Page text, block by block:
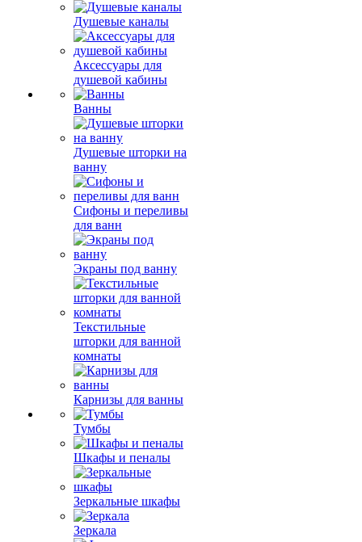
Душевые каналы
Аксессуары для
душевой кабины
Ванны
Душевые шторки на
ванну
Сифоны и переливы
для ванн
Экраны под ванну
Текстильные
шторки для ванной
комнаты
Карнизы для ванны
Тумбы
Шкафы и пеналы
Зеркальные шкафы
Зеркала